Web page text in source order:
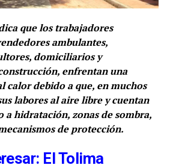
que los trabajadores
ambulantes,
domiciliarios y
enfrentan una
calor debido a que, en muchos
labores al aire libre y cuentan
a hidratación, zonas de sombra,
de protección.
El Tolima